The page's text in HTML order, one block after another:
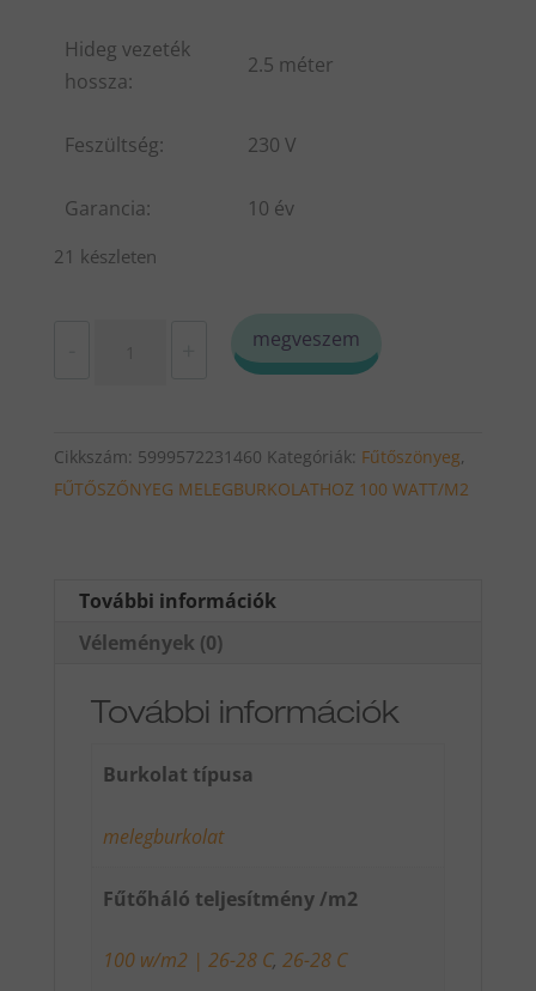
Hideg vezeték
hossza:
2.5 méter
Feszültség: 230 V
Garancia: 10 év
21 készleten
12.0
ALU
1200w
megveszem
Cikkszám: 5999572231460 Kategóriák: Fűtőszönyeg,
FŰTŐSZŐNYEG MELEGBURKOLATHOZ 100 WATT/M2
További információk
Vélemények (0)
További információk
Burkolat típusa
melegburkolat
Fűtőháló teljesítmény /m2
100 w/m2 | 26-28 C,26-28 C